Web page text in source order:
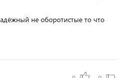
не оборотистые то что